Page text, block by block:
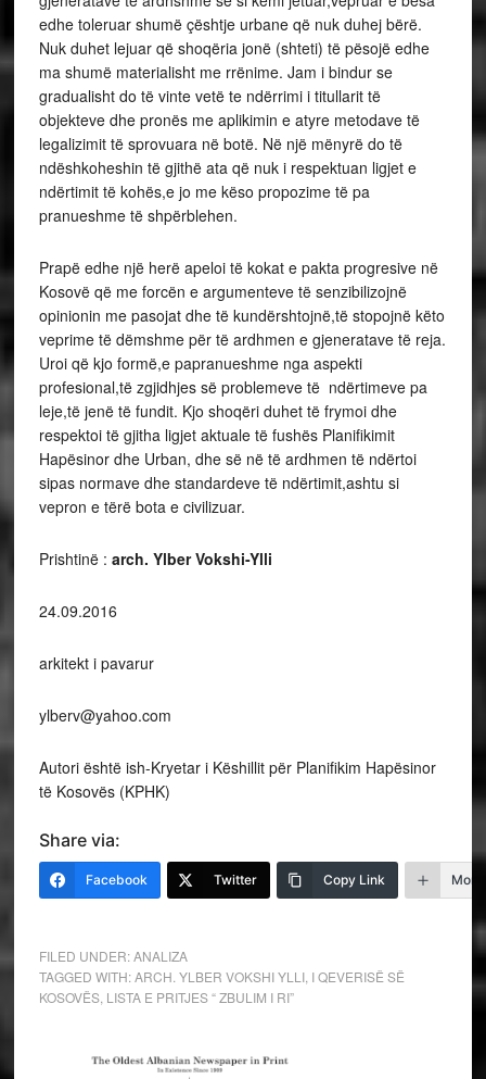
edhe toleruar shumë çështje urbane që nuk duhej bërë.
Nuk duhet lejuar që shoqëria jonë (shteti) të pësojë edhe
ma shumë materialisht me rrënime. Jam i bindur se
gradualisht do të vinte vetë te ndërrimi i titullarit të
objekteve dhe pronës me aplikimin e atyre metodave të
legalizimit të sprovuara në botë. Në një mënyrë do të
ndëshkoheshin të gjithë ata që nuk i respektuan ligjet e
ndërtimit të kohës,e jo me këso propozime të pa
pranueshme të shpërblehen.
Prapë edhe një herë apeloi të kokat e pakta progresive në
Kosovë që me forcën e argumenteve të senzibilizojnë
opinionin me pasojat dhe të kundërshtojnë,të stopojnë këto
veprime të dëmshme për të ardhmen e gjeneratave të reja.
Uroi që kjo formë,e papranueshme nga aspekti
profesional,të zgjidhjes së problemeve të ndërtimeve pa
leje,të jenë të fundit. Kjo shoqëri duhet të frymoi dhe
respektoi të gjitha ligjet aktuale të fushës Planifikimit
Hapësinor dhe Urban, dhe së në të ardhmen të ndërtoi
sipas normave dhe standardeve të ndërtimit,ashtu si
vepron e tërë bota e civilizuar.
Prishtinë : arch. Ylber Vokshi-Ylli
24.09.2016
arkitekt i pavarur
ylberv@yahoo.com
Autori është ish-Kryetar i Këshillit për Planifikim Hapësinor
të Kosovës (KPHK)
Share via:
Facebook Twitter Copy Link More
FILED UNDER:ANALIZA
TAGGED WITH:ARCH. YLBER VOKSHI YLLI, I QEVERISË SË
KOSOVËS, LISTA E PRITJES “ ZBULIM I RI”